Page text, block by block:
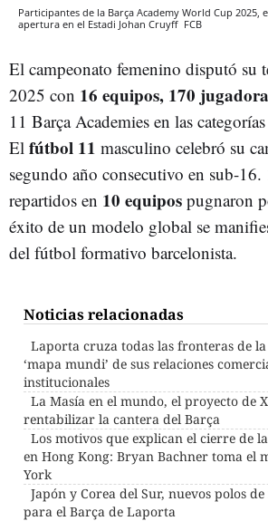
Participantes de la Barça Academy World Cup 2025,
apertura en el Estadi Johan Cruyff FCB
El campeonato femenino disputó su
2025 con 16 equipos, 170
11 Barça Academies en las
El fútbol 11 masculino celebró su
segundo año consecutivo en sub-16.
repartidos en 10 equipos pugnaron
éxito de un modelo global se
del fútbol formativo barcelonista.
Noticias relacionadas
Laporta cruza todas las fronteras de
‘mapa mundi’ de sus relaciones
institucionales
La Masía en el mundo, el proyecto de
rentabilizar la cantera del Barça
Los motivos que explican el cierre de
en Hong Kong: Bryan Bachner toma el
York
Japón y Corea del Sur, nuevos polos
para el Barça de Laporta